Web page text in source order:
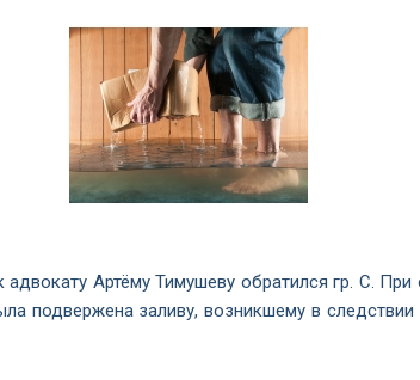
Артёму Тимушеву обратился гр. С. При
подвержена заливу, возникшему в